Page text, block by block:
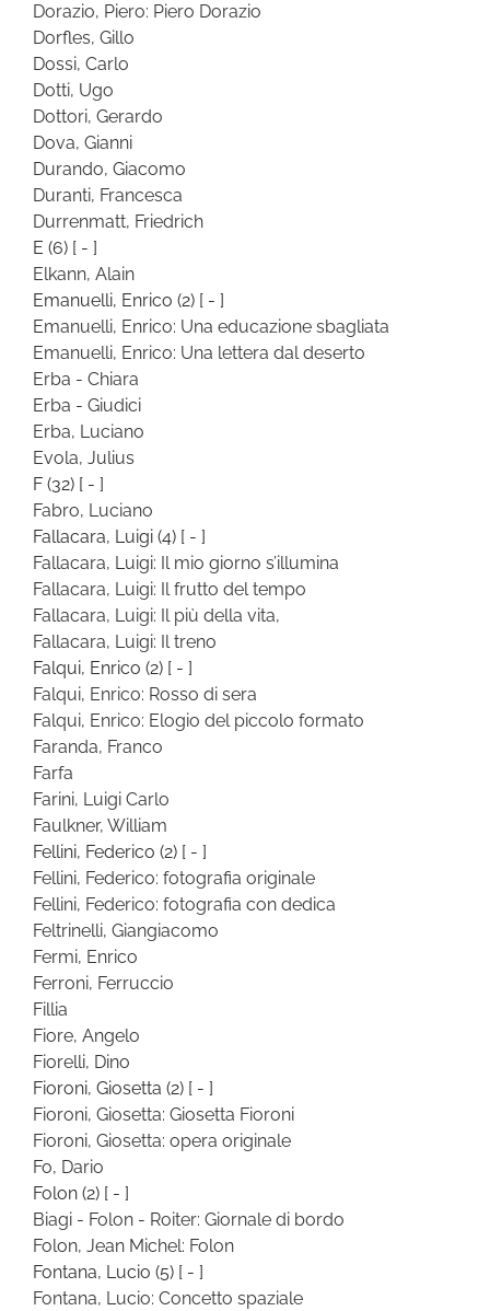
Dorazio, Piero: Piero Dorazio
Dorfles, Gillo
Dossi, Carlo
Dotti, Ugo
Dottori, Gerardo
Dova, Gianni
Durando, Giacomo
Duranti, Francesca
Durrenmatt, Friedrich
E (6) [ - ]
Elkann, Alain
Emanuelli, Enrico (2) [ - ]
Emanuelli, Enrico: Una educazione sbagliata
Emanuelli, Enrico: Una lettera dal deserto
Erba - Chiara
Erba - Giudici
Erba, Luciano
Evola, Julius
F (32) [ - ]
Fabro, Luciano
Fallacara, Luigi (4) [ - ]
Fallacara, Luigi: Il mio giorno s’illumina
Fallacara, Luigi: Il frutto del tempo
Fallacara, Luigi: Il più della vita,
Fallacara, Luigi: Il treno
Falqui, Enrico (2) [ - ]
Falqui, Enrico: Rosso di sera
Falqui, Enrico: Elogio del piccolo formato
Faranda, Franco
Farfa
Farini, Luigi Carlo
Faulkner, William
Fellini, Federico (2) [ - ]
Fellini, Federico: fotografia originale
Fellini, Federico: fotografia con dedica
Feltrinelli, Giangiacomo
Fermi, Enrico
Ferroni, Ferruccio
Fillia
Fiore, Angelo
Fiorelli, Dino
Fioroni, Giosetta (2) [ - ]
Fioroni, Giosetta: Giosetta Fioroni
Fioroni, Giosetta: opera originale
Fo, Dario
Folon (2) [ - ]
Biagi - Folon - Roiter: Giornale di bordo
Folon, Jean Michel: Folon
Fontana, Lucio (5) [ - ]
Fontana, Lucio: Concetto spaziale